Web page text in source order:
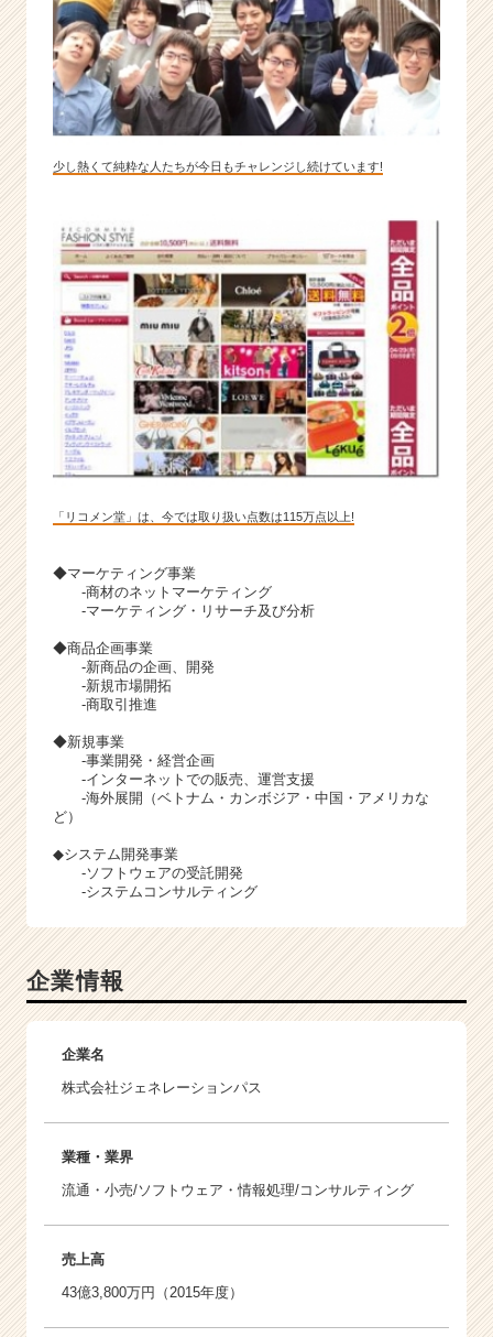
少し熱くて純粋な人たちが今日もチャレンジし続けています!
「リコメン堂」は、今では取り扱い点数は115万点以上!
◆マーケティング事業
-商材のネットマーケティング
-マーケティング・リサーチ及び分析
◆商品企画事業
-新商品の企画、開発
-新規市場開拓
-商取引推進
◆新規事業
-事業開発・経営企画
-インターネットでの販売、運営支援
-海外展開（ベトナム・カンボジア・中国・アメリカな
ど）
◆システム開発事業
-ソフトウェアの受託開発
-システムコンサルティング
企業情報
企業名
株式会社ジェネレーションパス
業種・業界
流通・小売/ソフトウェア・情報処理/コンサルティング
売上高
43億3,800万円（2015年度）